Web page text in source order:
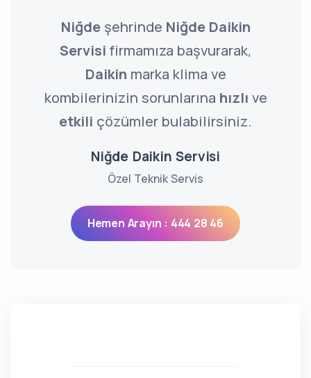
Niğdeşehrinde Niğde Daikin
Servisi firmamıza başvurarak,
Daikin marka klima ve
kombilerinizin sorunlarına hızlı ve
etkili çözümler bulabilirsiniz.
Niğde Daikin Servisi
Özel Teknik Servis
Hemen Arayın : 444 28 46